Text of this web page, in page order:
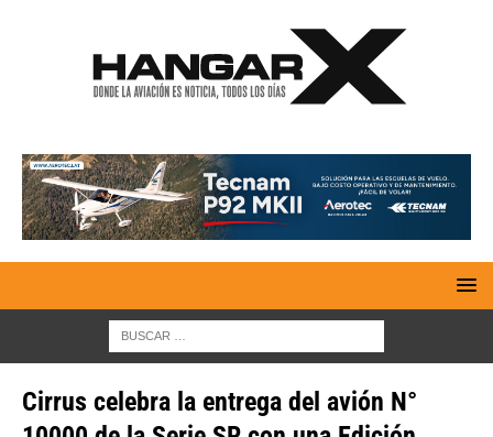
Cirrus celebra la entrega del avión N°